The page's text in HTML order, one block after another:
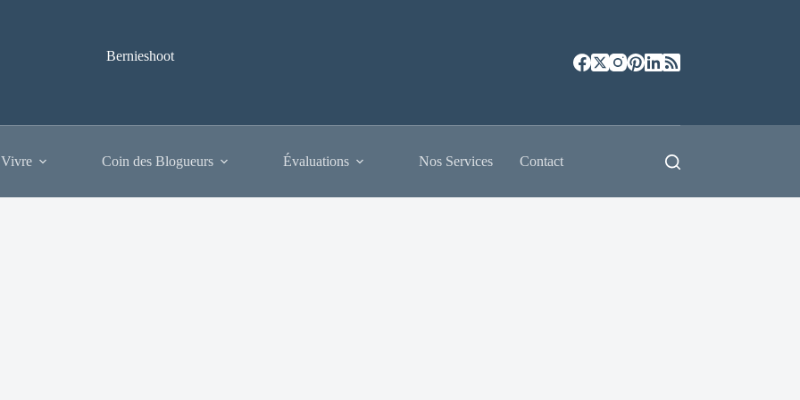
Bernieshoot
Coin des Blogueurs Évaluations Nos Services Contact